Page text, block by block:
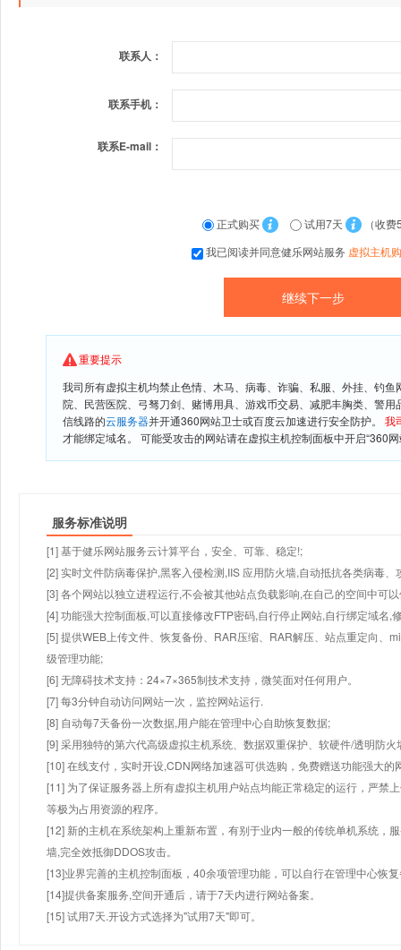
联系人：
联系手机：
联系E-mail：
正式购买 试用7天
（收费
我已阅读并同意健乐网站服务 虚拟主机
重要提示
我司所有虚拟主机均禁止色情、木马、病毒、诈骗、私服、外挂、钓
院、民营医院、弓驽刀剑、赌博用具、游戏币交易、减肥丰胸类、警
信线路的云服务器并开通360网站卫士或百度云加速进行安全防护。 我
才能绑定域名。 可能受攻击的网站请在虚拟主机控制面板中开启“360
服务标准说明
[1] 基于健乐网站服务云计算平台，安全、可靠、稳定!;
[2] 实时文件防病毒保护,黑客入侵检测,IIS 应用防火墙,自动抵抗各类病毒、
[3] 各个网站以独立进程运行,不会被其他站点负载影响,在自己的空间中可
[4] 功能强大控制面板,可以直接修改FTP密码,自行停止网站,自行绑定域名,
[5] 提供WEB上传文件、恢复备份、RAR压缩、RAR解压、站点重定向、
级管理功能;
[6] 无障碍技术支持：24×7×365制技术支持，微笑面对任何用户。
[7] 每3分钟自动访问网站一次，监控网站运行.
[8] 自动每7天备份一次数据,用户能在管理中心自助恢复数据;
[9] 采用独特的第六代高级虚拟主机系统、数据双重保护、软硬件/透明防火
[10] 在线支付，实时开设,CDN网络加速器可供选购，免费赠送功能强大
[11] 为了保证服务器上所有虚拟主机用户站点均能正常稳定的运行，严禁
等极为占用资源的程序。
[12] 新的主机在系统架构上重新布置，有别于业内一般的传统单机系统，
墙,完全效抵御DDOS攻击。
[13]业界完善的主机控制面板，40余项管理功能，可以自行在管理中心恢
[14]提供备案服务,空间开通后，请于7天内进行网站备案。
[15] 试用7天.开设方式选择为"试用7天"即可。